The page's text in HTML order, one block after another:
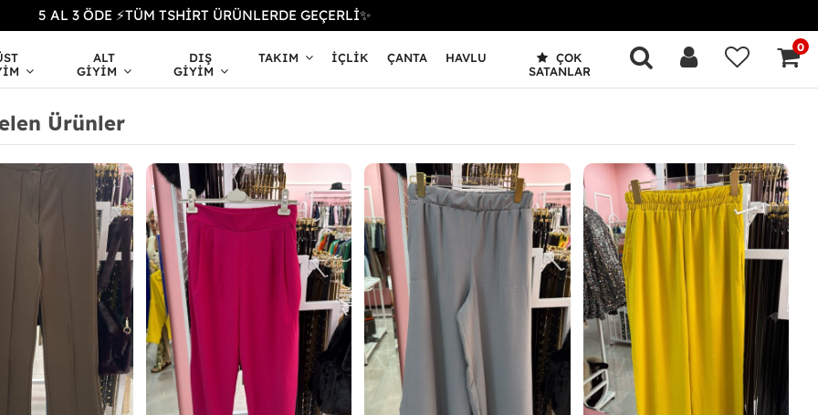
5 AL 3 ÖDE ⚡TÜM TSHİRT ÜRÜNLERDE GEÇERLİ✨
ALT
GIYIM
DIŞ
GIYIM
TAKIM İÇLIK ÇANTA HAVLU
ÇOK
SATANLAR
0
Ürünler